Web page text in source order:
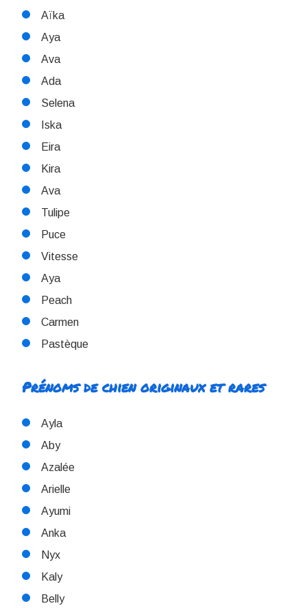
Aïka
Aya
Ava
Ada
Selena
Iska
Eira
Kira
Ava
Tulipe
Puce
Vitesse
Aya
Peach
Carmen
Pastèque
Prénoms de chien originaux et rares
Ayla
Aby
Azalée
Arielle
Ayumi
Anka
Nyx
Kaly
Belly